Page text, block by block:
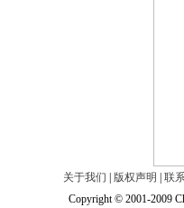
关于我们 版权声明
联
Copyright © 2001-2009